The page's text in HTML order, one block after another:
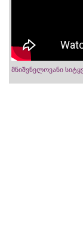
მნიშვნელოვანი